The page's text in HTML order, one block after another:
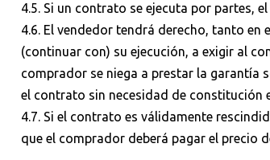
4.5. Si un contrato se ejecuta por partes,
4.6. El vendedor tendrá derecho, tanto
(continuar con) su ejecución, a exigir al
comprador se niega a prestar la garantía
el contrato sin necesidad de constitución
4.7. Si el contrato es válidamente
que el comprador deberá pagar el precio